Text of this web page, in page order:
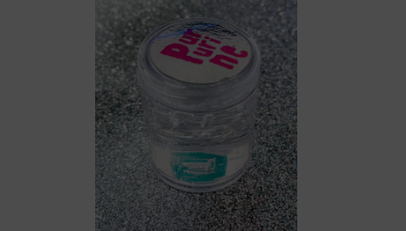
ADICIONAR AO CARRINHO